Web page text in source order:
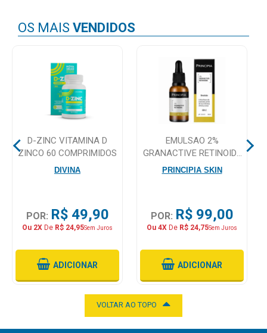
Suplemento
Aparelhos
Socorros
Utilidade
OS MAIS VENDIDOS
D-ZINC VITAMINA D
ZINCO 60 COMPRIMIDOS
DIVINA
POR: R$ 49,90
Ou 2X De R$ 24,95Sem Juros
ADICIONAR
EMULSAO 2%
GRANACTIVE RETINOIDE
PRINCIPIA SKINCARE GR-
PRINCIPIA SKIN
POR: R$ 99,00
Ou 4X De R$ 24,75Sem Juros
ADICIONAR
VOLTAR AO TOPO